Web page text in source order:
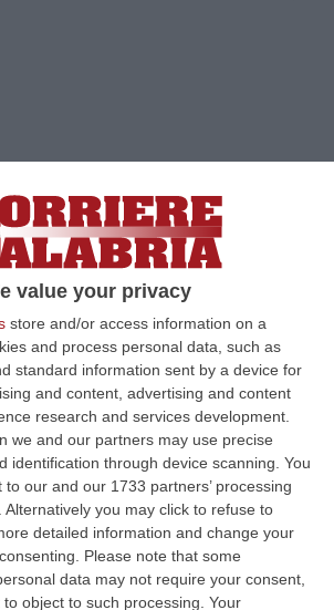
value your privacy
store and/or access information on a
and process personal data, such as
standard information sent by a device for
and content, advertising and content
research and services development.
we and our partners may use precise
identification through device scanning. You
our and our 1733 partners’ processing
you may click to refuse to
detailed information and change your
Please note that some
data may not require your consent,
object to such processing. Your
della Calabria” su Google News
«Mi auguro che la donna
ricongiungersi presto con il
bambino è stato dato ad